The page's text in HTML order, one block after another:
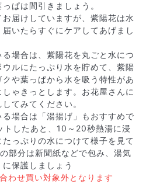
？
る写真は、実際にお届けする商
お花は生き物なので、どうして
に個体差はありますが、できる
いものをお届けできるように人
ます。
ぱは間引きましょう。
届けしていますが、紫陽花は水
いたらすぐにケアしてあげまし
場合は、紫陽花を丸ごと水につ
ルにたっぷり水を貯めて、紫陽
や葉っぱから水を吸う特性があ
ゃきっとします。お花屋さんに
てみてください。
場合は「湯揚げ」もおすすめで
したあと、10～20秒熱湯に浸
っぷりの水につけて様子を見て
部分は新聞紙などで包み、湯気
保護しましょう
わせ買い対象外となります